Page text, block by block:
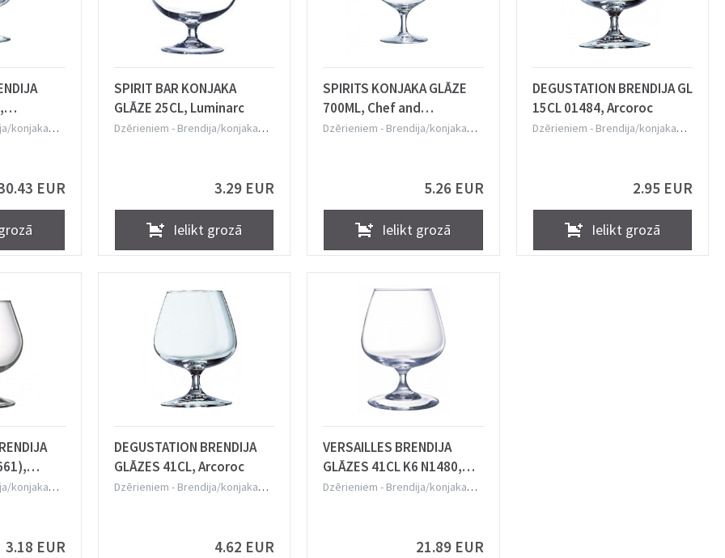
d
konjaka
EUR
SPIRIT BAR KONJAKA
GLĀZE 25CL, Luminarc
Dzērieniem - Brendija/konjaka
3.29 EUR
Ielikt grozā
SPIRITS KONJAKA GLĀZE
700ML, Chef and
Sommelier
Dzērieniem - Brendija/konjaka
5.26 EUR
Ielikt grozā
DEGUSTATION BRENDIJA GL
15CL 01484, Arcoroc
Dzērieniem - Brendija/konjaka
2.95 EUR
Ielikt grozā
konjaka
3.18 EUR
DEGUSTATION BRENDIJA
GLĀZES 41CL, Arcoroc
Dzērieniem - Brendija/konjaka
4.62 EUR
VERSAILLES BRENDIJA
GLĀZES 41CL K6 N1480,
Luminarc
Dzērieniem - Brendija/konjaka
21.89 EUR